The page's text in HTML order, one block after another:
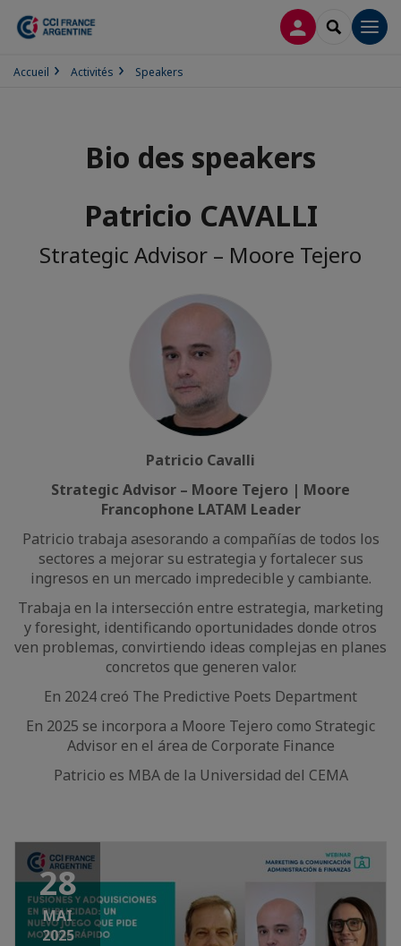
CONNEXION
Accueil Activités Speakers
Bio des speakers
Patricio CAVALLI
Strategic Advisor – Moore Tejero
Patricio Cavalli
Strategic Advisor – Moore Tejero | Moore
Francophone LATAM Leader
Patricio trabaja asesorando a compañías de todos los
sectores a mejorar su estrategia y fortalecer sus
ingresos en un mercado impredecible y cambiante.
Trabaja en la intersección entre estrategia, marketing
y foresight, identificando oportunidades donde otros
ven problemas, convirtiendo ideas complejas en planes
concretos que generen valor.
En 2024 creó The Predictive Poets Department
En 2025 se incorpora a Moore Tejero como Strategic
Advisor en el área de Corporate Finance
Patricio es MBA de la Universidad del CEMA
28
MAI
2025